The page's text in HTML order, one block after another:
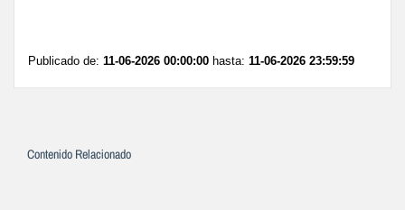
Publicado de: 11-06-2026 00:00:00 hasta: 11-06-2026 23:59:59
Contenido Relacionado